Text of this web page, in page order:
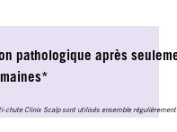
pathologique après
chute Clinix Scalp sont utilisés ensemble régulièrement.